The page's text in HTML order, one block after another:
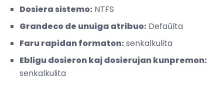
Dosiera sistemo: NTFS
Grandeco de unuiga atribuo: Defaŭlta
Faru rapidan formaton: senkalkulita
Ebligu dosieron kaj dosierujan kunpremon:
senkalkulita